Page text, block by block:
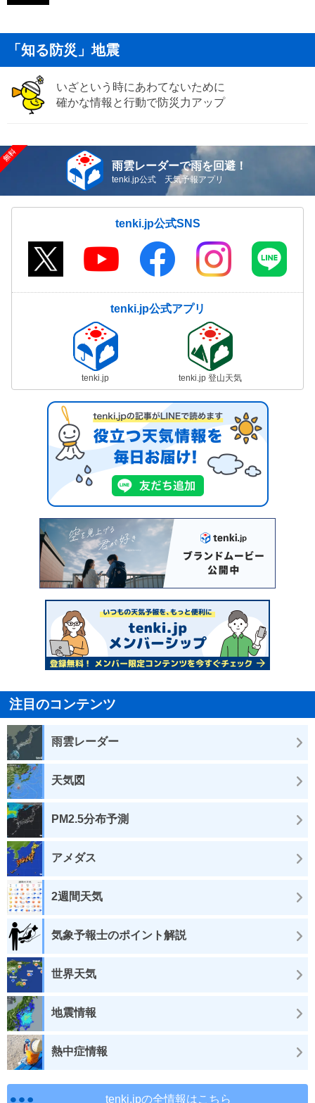
「知る防災」地震
いざという時にあわてないために
確かな情報と行動で防災力アップ
雨雲レーダーで雨を回避！
tenki.jp公式 天気予報アプリ
tenki.jp公式SNS
tenki.jp公式アプリ
tenki.jp tenki.jp 登山天気
注目のコンテンツ
雨雲レーダー
天気図
PM2.5分布予測
アメダス
2週間天気
気象予報士のポイント解説
世界天気
地震情報
熱中症情報
tenki.jpの全情報はこちら